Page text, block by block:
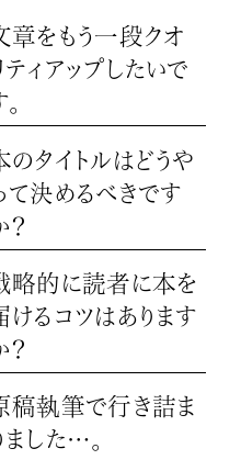
章をもう一段クオ
ティアップしたいで
のタイトルはどうや
て決めるべきです
？
略的に読者に本を
けるコツはあります
？
稿執筆で行き詰ま
ました…。